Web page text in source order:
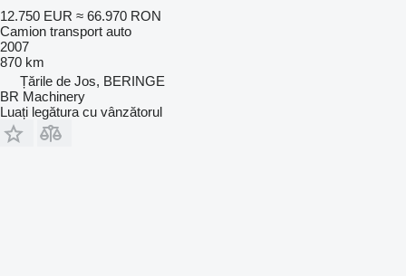
12.750 EUR ≈ 66.970 RON
Camion transport auto
2007
870 km
Țările de Jos, BERINGE
BR Machinery
Luați legătura cu vânzătorul